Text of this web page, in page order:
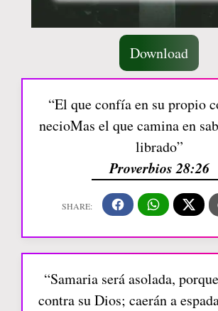
Download
“El que confía en su propio
necioMas el que camina en
librado”
Proverbios 28:26
“Samaria será asolada,
contra su Dios; caerán a